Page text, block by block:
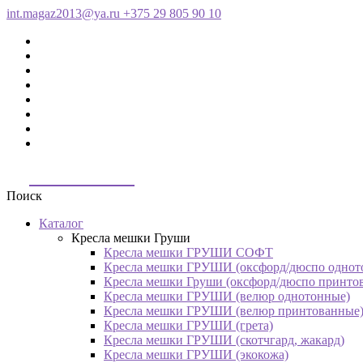
int.magaz2013@ya.ru +375 29 805 90 10
Поиск
Каталог
Кресла мешки Груши
Кресла мешки ГРУШИ СОФТ
Кресла мешки ГРУШИ (оксфорд/дюспо
Кресла мешки Груши (оксфорд/дюспо
Кресла мешки ГРУШИ (велюр однотонные)
Кресла мешки ГРУШИ (велюр принтованные)
Кресла мешки ГРУШИ (грета)
Кресла мешки ГРУШИ (скотчгард, жакард)
Кресла мешки ГРУШИ (экокожа)